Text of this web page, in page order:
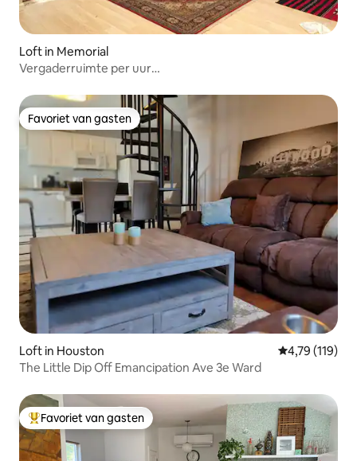
Loft in Memorial
Vergaderruimte per uur
Favoriet van gasten
Favoriet van gasten
Loft in Houston Gemiddelde
4,79 (119)
The Little Dip Off Emancipation Ave 3e Ward
Topfavoriet van gasten
Favoriet van gasten